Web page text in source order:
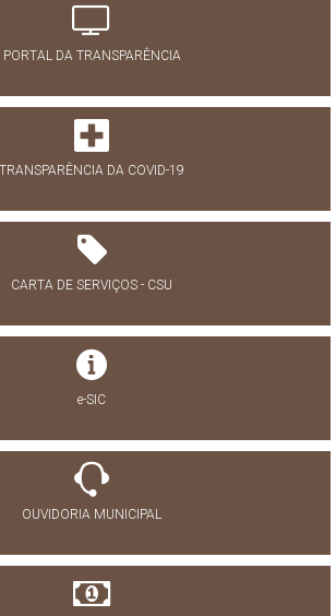
PORTAL DA TRANSPARÊNCIA
TRANSPARÊNCIA DA COVID-19
CARTA DE SERVIÇOS - CSU
e-SIC
OUVIDORIA MUNICIPAL